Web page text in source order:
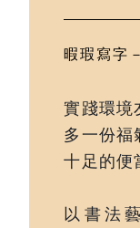
暇瑕寫字
實踐環境
多一份福
十足的便
以書法